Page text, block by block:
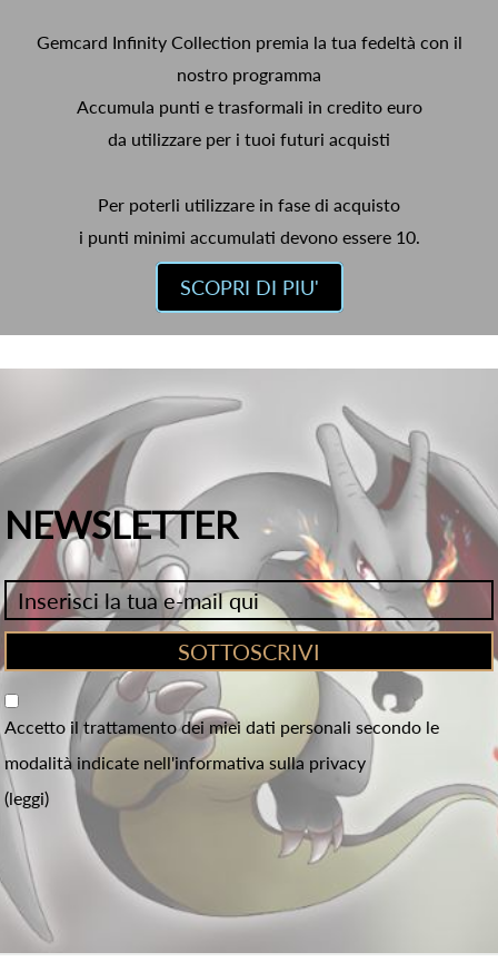
Gemcard Infinity Collection premia la tua fedeltà con il
nostro programma
Accumula punti e trasformali in credito euro
da utilizzare per i tuoi futuri acquisti
Per poterli utilizzare in fase di acquisto
i punti minimi accumulati devono essere 10.
SCOPRI DI PIU'
NEWSLETTER
Accetto il trattamento dei miei dati personali secondo le
modalità indicate nell'informativa sulla privacy
(leggi)